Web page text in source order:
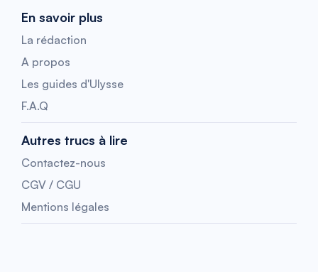
En savoir plus
La rédaction
A propos
Les guides d'Ulysse
F.A.Q
Autres trucs à lire
Contactez-nous
CGV / CGU
Mentions légales